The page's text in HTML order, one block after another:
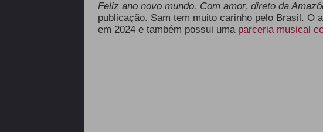
Feliz ano novo mundo. Com amor, direto da
publicação. Sam tem muito carinho pelo Brasil. O
em 2024 e também possui uma parceria musical